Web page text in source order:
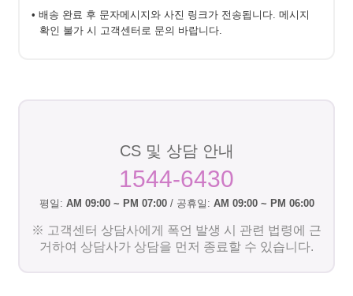
• 배송 완료 후 문자메시지와 사진 링크가 전송됩니다. 메시지
확인 불가 시 고객센터로 문의 바랍니다.
CS 및 상담 안내
1544-6430
평일: AM 09:00 ~ PM 07:00 / 공휴일: AM 09:00 ~ PM 06:00
※ 고객센터 상담사에게 폭언 발생 시 관련 법령에 근
거하여 상담사가 상담을 먼저 종료할 수 있습니다.